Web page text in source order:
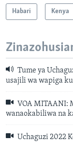
Habari Kenya
Tume ya
usajili wa wapiga
VOA MITAANI:
wanaokabiliwa na
Uchaguzi 2022